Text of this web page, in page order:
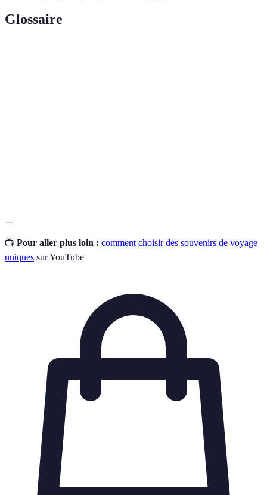
Glossaire
---
📺 Pour aller plus loin : comment choisir des souvenirs de voyage
uniques sur YouTube